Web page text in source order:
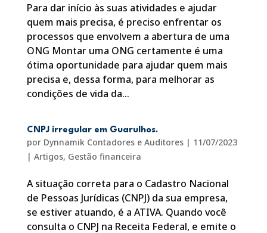
Para dar início às suas atividades e ajudar
quem mais precisa, é preciso enfrentar os
processos que envolvem a abertura de uma
ONG Montar uma ONG certamente é uma
ótima oportunidade para ajudar quem mais
precisa e, dessa forma, para melhorar as
condições de vida da...
CNPJ irregular em Guarulhos.
por Dynnamik Contadores e Auditores| 11/07/2023
| Artigos, Gestão financeira
A situação correta para o Cadastro Nacional
de Pessoas Jurídicas (CNPJ) da sua empresa,
se estiver atuando, é a ATIVA. Quando você
consulta o CNPJ na Receita Federal, e emite o